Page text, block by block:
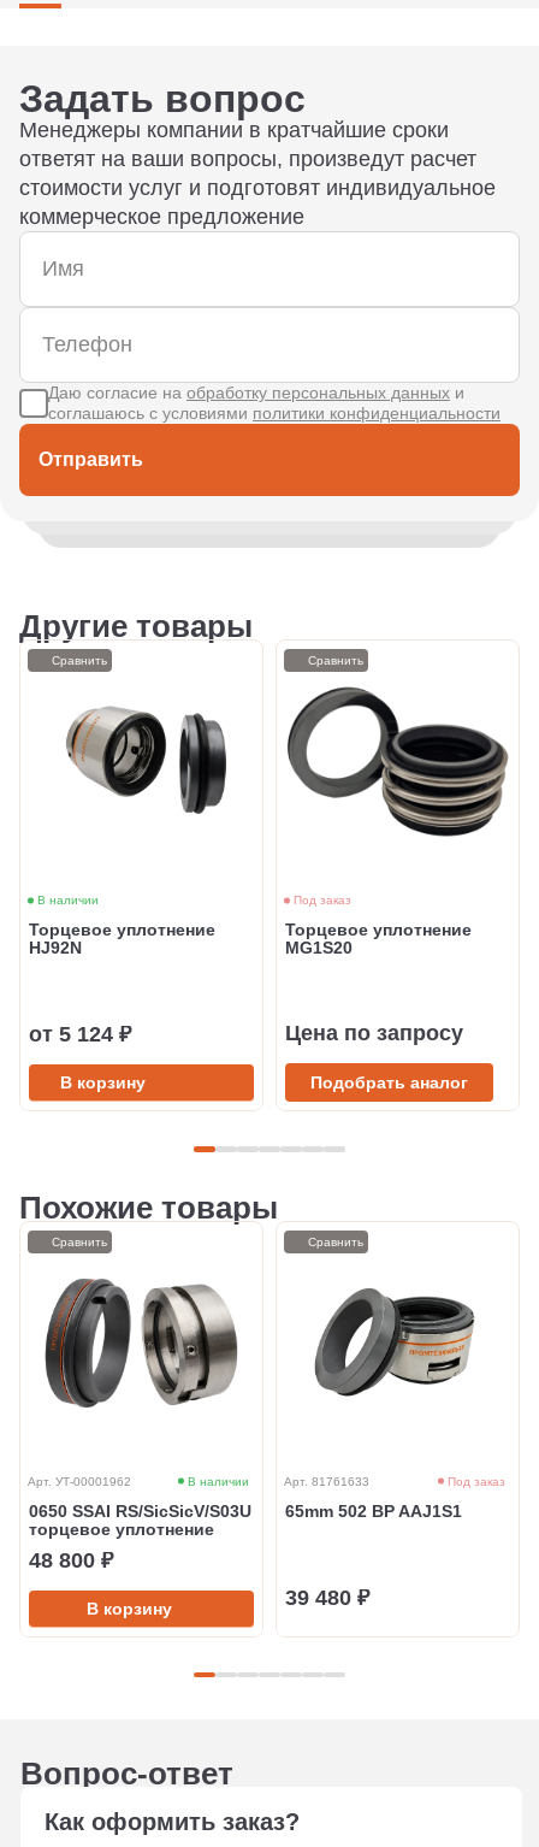
Задать вопрос
Менеджеры компании в кратчайшие сроки
ответят на ваши вопросы, произведут расчет
стоимости услуг и подготовят индивидуальное
коммерческое предложение
Отправить
Даю согласие на обработку персональных данных и
соглашаюсь с условиями политики конфиденциальности
Другие товары
В наличии
Торцевое уплотнение
HJ92N
от 5 124 ₽
В корзину
Сравнить
Под заказ
Торцевое уплотнение
MG1S20
Цена по запросу
Подобрать аналог
Сравнить
Похожие товары
Арт. УТ-00001962 В наличии
0650 SSAI RS/SicSicV/S03U
торцевое уплотнение
48 800 ₽
В корзину
Сравнить
Арт. 81761633 Под заказ
65mm 502 BP AAJ1S1
39 480 ₽
Сравнить
Вопрос-ответ
Как оформить заказ?